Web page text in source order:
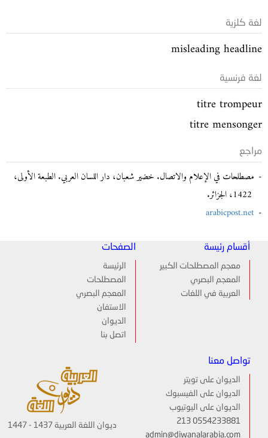
لغة كلزية
misleading headline
لغة فرنسية
titre trompeur
titre mensonger
مراجع
مصطلحات في الإعلام والاتصال. خضير شعبان، دار اللسان العربي. الطبعة الأولى،
1422، الجزائر.
arabicpost.net
أقسام رئيسة
معجم المصطلحات الكبير
المعجم البصري
العربية في اللغات
الصفحات
الرئيسة
المصطلحات
المعجم البصري
الاستفان
الديوان
اتصل بنا
تواصل معنا
الديوان على تويتر
الديوان على الفيسبوك
الديوان على اليوتيوب
213 0554233881
admin@diwanalarabia.com
ديوان اللغة العربية 1437 - 1447